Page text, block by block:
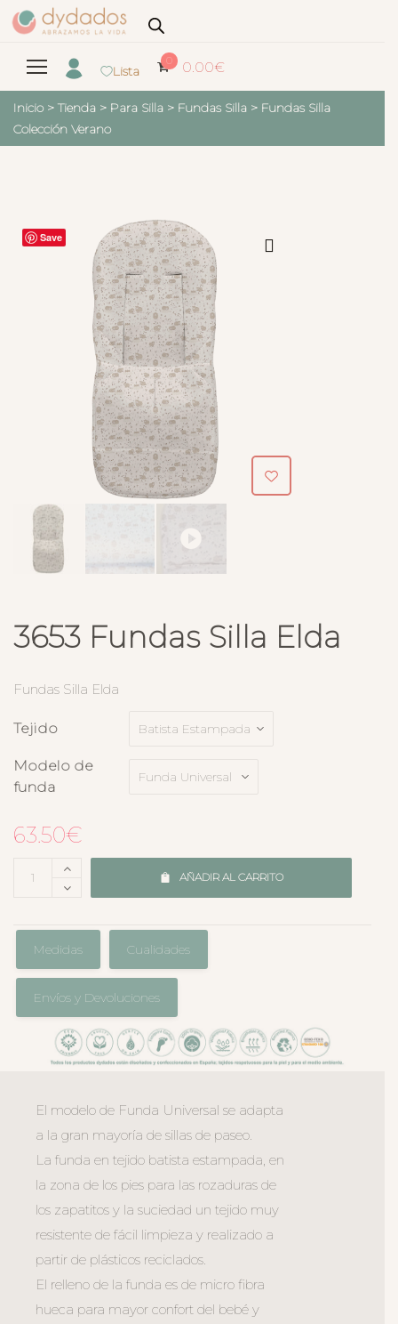
Lista
0 0.00€
Inicio > Tienda > Para Silla > Fundas Silla > Fundas Silla
Colección Verano
Save
3653 Fundas Silla Elda
Fundas Silla Elda
Tejido
Modelo de
funda
63.50€
AÑADIR AL CARRITO
Medidas Cualidades
Envíos y Devoluciones
El modelo de Funda Universal se adapta
a la gran mayoría de sillas de paseo.
La funda en tejido batista estampada, en
la zona de los pies para las rozaduras de
los zapatitos y la suciedad un tejido muy
resistente de fácil limpieza y realizado a
partir de plásticos reciclados.
El relleno de la funda es de micro fibra
hueca para mayor confort del bebé y